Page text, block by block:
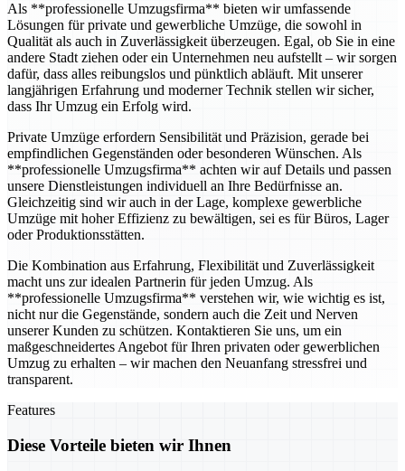
Als **professionelle Umzugsfirma** bieten wir umfassende
Lösungen für private und gewerbliche Umzüge, die sowohl in
Qualität als auch in Zuverlässigkeit überzeugen. Egal, ob Sie in eine
andere Stadt ziehen oder ein Unternehmen neu aufstellt – wir sorgen
dafür, dass alles reibungslos und pünktlich abläuft. Mit unserer
langjährigen Erfahrung und moderner Technik stellen wir sicher,
dass Ihr Umzug ein Erfolg wird.
Private Umzüge erfordern Sensibilität und Präzision, gerade bei
empfindlichen Gegenständen oder besonderen Wünschen. Als
**professionelle Umzugsfirma** achten wir auf Details und passen
unsere Dienstleistungen individuell an Ihre Bedürfnisse an.
Gleichzeitig sind wir auch in der Lage, komplexe gewerbliche
Umzüge mit hoher Effizienz zu bewältigen, sei es für Büros, Lager
oder Produktionsstätten.
Die Kombination aus Erfahrung, Flexibilität und Zuverlässigkeit
macht uns zur idealen Partnerin für jeden Umzug. Als
**professionelle Umzugsfirma** verstehen wir, wie wichtig es ist,
nicht nur die Gegenstände, sondern auch die Zeit und Nerven
unserer Kunden zu schützen. Kontaktieren Sie uns, um ein
maßgeschneidertes Angebot für Ihren privaten oder gewerblichen
Umzug zu erhalten – wir machen den Neuanfang stressfrei und
transparent.
Features
Diese Vorteile bieten wir Ihnen